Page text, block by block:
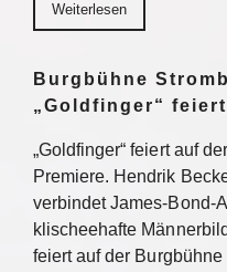
Weiterlesen
Burgbühne
„Goldfinger“
„Goldfinger“ feiert auf
Premiere. Hendrik
verbindet James-Bond-
klischeehafte
feiert auf der